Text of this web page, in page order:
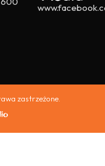
zastrzeżone.